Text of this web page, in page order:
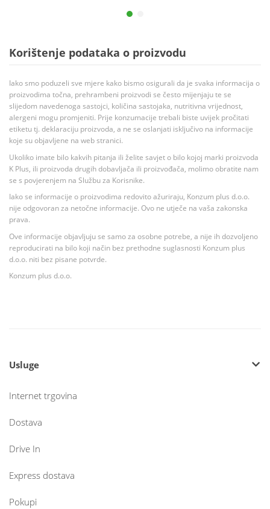
Korištenje podataka o proizvodu
Iako smo poduzeli sve mjere kako bismo osigurali da je svaka informacija o
proizvodima točna, prehrambeni proizvodi se često mijenjaju te se
slijedom navedenoga sastojci, količina sastojaka, nutritivna vrijednost,
alergeni mogu promjeniti. Prije konzumacije trebali biste uvijek pročitati
etiketu tj. deklaraciju proizvoda, a ne se oslanjati isključivo na informacije
koje su objavljene na web stranici.
Ukoliko imate bilo kakvih pitanja ili želite savjet o bilo kojoj marki proizvoda
K Plus, ili proizvoda drugih dobavljača ili proizvođača, molimo obratite nam
se s povjerenjem na Službu za Korisnike.
Iako se informacije o proizvodima redovito ažuriraju, Konzum plus d.o.o.
nije odgovoran za netočne informacije. Ovo ne utječe na vaša zakonska
prava.
Ove informacije objavljuju se samo za osobne potrebe, a nije ih dozvoljeno
reproducirati na bilo koji način bez prethodne suglasnosti Konzum plus
d.o.o. niti bez pisane potvrde.
Konzum plus d.o.o.
Usluge
Internet trgovina
Dostava
Drive In
Express dostava
Pokupi